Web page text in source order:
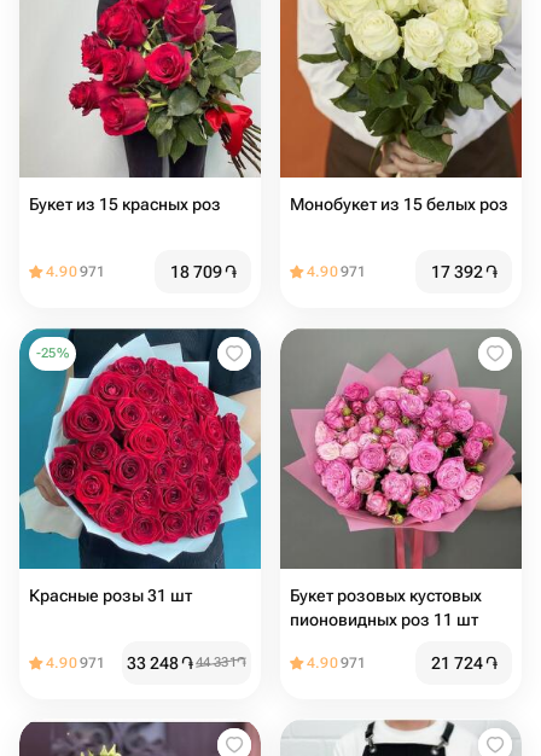
Букет из 15 красных роз
4.90971 18 709֏
Монобукет из 15 белых роз
4.90971 17 392֏
-25%
Красные розы 31 шт
4.90971 33 248֏44 331֏
Букет розовых кустовых
пионовидных роз 11 шт
4.90971 21 724֏